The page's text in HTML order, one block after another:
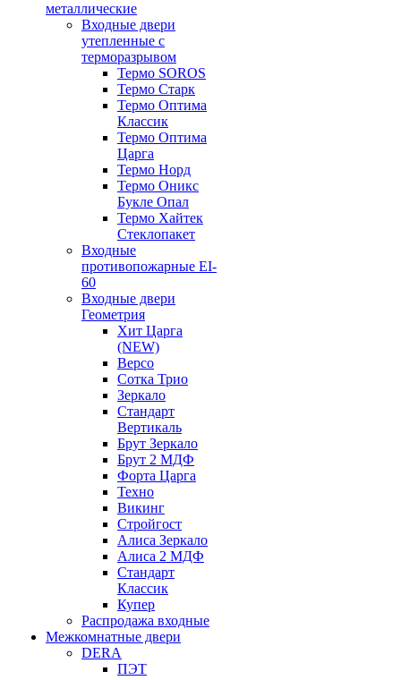
металлические
Входные двери
утепленные с
терморазрывом
Термо SOROS
Термо Старк
Термо Оптима
Классик
Термо Оптима
Царга
Термо Норд
Термо Оникс
Букле Опал
Термо Хайтек
Стеклопакет
Входные
противопожарные EI-
60
Входные двери
Геометрия
Хит Царга
(NEW)
Версо
Сотка Трио
Зеркало
Стандарт
Вертикаль
Брут Зеркало
Брут 2 МДФ
Форта Царга
Техно
Викинг
Стройгост
Алиса Зеркало
Алиса 2 МДФ
Стандарт
Классик
Купер
Распродажа входные
Межкомнатные двери
DERA
ПЭТ